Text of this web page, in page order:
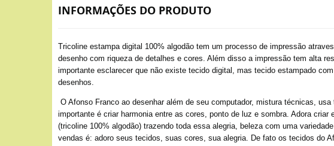
INFORMAÇÕES DO PRODUTO
Tricoline estampa digital 100% algodão tem um processo de impressão
desenho com riqueza de detalhes e cores. Além disso a impressão tem alta
importante esclarecer que não existe tecido digital, mas tecido estampado
desenhos.
O Afonso Franco ao desenhar além de seu computador, mistura técnicas,
importante é criar harmonia entre as cores, ponto de luz e sombra. Adora
(tricoline 100% algodão) trazendo toda essa alegria, beleza com uma
vendas é: adoro seus tecidos, suas cores, sua alegria. De fato os tecidos do